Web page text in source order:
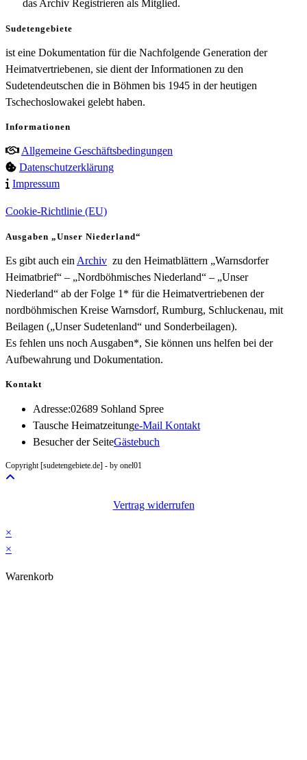
das Archiv Registrieren als Mitglied.
Sudetengebiete
ist eine Dokumentation für die Nachfolgende Generation der
Heimatvertriebenen, sie dient der Informationen zu den
Sudetendeutschen die in Böhmen bis 1945 in der heutigen
Tschechoslowakei gelebt haben.
Informationen
Allgemeine Geschäftsbedingungen
Datenschutzerklärung
Impressum
Cookie-Richtlinie (EU)
Ausgaben „Unser Niederland“
Es gibt auch ein Archiv zu den Heimatblättern „Warnsdorfer
Heimatbrief“ – „Nordböhmisches Niederland“ – „Unser
Niederland“ ab der Folge 1* für die Heimatvertriebenen der
nordböhmischen Kreise Warnsdorf, Rumburg, Schluckenau, mit
Beilagen („Unser Sudetenland“ und Sonderbeilagen).
Es fehlen uns noch Ausgaben*, Sie können uns helfen bei der
Aufbewahrung und Dokumentation.
Kontakt
Adresse:02689 Sohland Spree
Tausche Heimatzeitunge-Mail KontaktOpens
Besucher der SeiteGästebuch
Copyright [sudetengebiete.de] - by onel01
Vertrag widerrufen
×
×
Warenkorb